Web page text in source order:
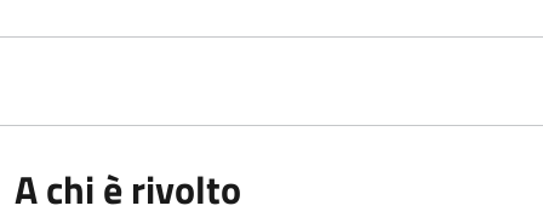
A chi è rivolto